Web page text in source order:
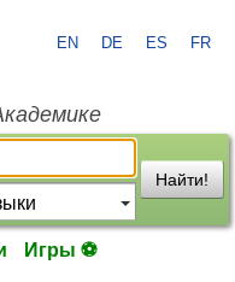
EN DE ES FR
Найти!
Игры ⚽